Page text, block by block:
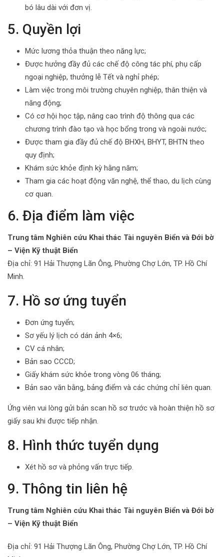
bó lâu dài với đơn vị.
5. Quyền lợi
Mức lương thỏa thuận theo năng lực;
Được hưởng đầy đủ các chế độ công tác phí, phụ cấp
ngoại nghiệp, thưởng lễ Tết và nghỉ phép;
Làm việc trong môi trường chuyên nghiệp, thân thiện và
năng động;
Có cơ hội học tập, nâng cao trình độ thông qua các
chương trình đào tạo và học bổng trong và ngoài nước;
Được tham gia đầy đủ chế độ BHXH, BHYT, BHTN theo
quy định;
Khám sức khỏe định kỳ hằng năm;
Tham gia các hoạt động văn nghệ, thể thao, du lịch cùng
cơ quan.
6. Địa điểm làm việc
Trung tâm Nghiên cứu Khai thác Tài nguyên Biển và Đới bờ
– Viện Kỹ thuật Biển
Địa chỉ: 91 Hải Thượng Lãn Ông, Phường Chợ Lớn, TP. Hồ Chí
Minh.
7. Hồ sơ ứng tuyển
Đơn ứng tuyển;
Sơ yếu lý lịch có dán ảnh 4×6;
CV cá nhân;
Bản sao CCCD;
Giấy khám sức khỏe trong vòng 06 tháng;
Bản sao văn bằng, bảng điểm và các chứng chỉ liên quan.
Ứng viên vui lòng gửi bản scan hồ sơ trước và hoàn thiện hồ sơ
giấy sau khi được tiếp nhận.
8. Hình thức tuyển dụng
Xét hồ sơ và phỏng vấn trực tiếp.
9. Thông tin liên hệ
Trung tâm Nghiên cứu Khai thác Tài nguyên Biển và Đới bờ
– Viện Kỹ thuật Biển
Địa chỉ: 91 Hải Thượng Lãn Ông, Phường Chợ Lớn, TP. Hồ Chí